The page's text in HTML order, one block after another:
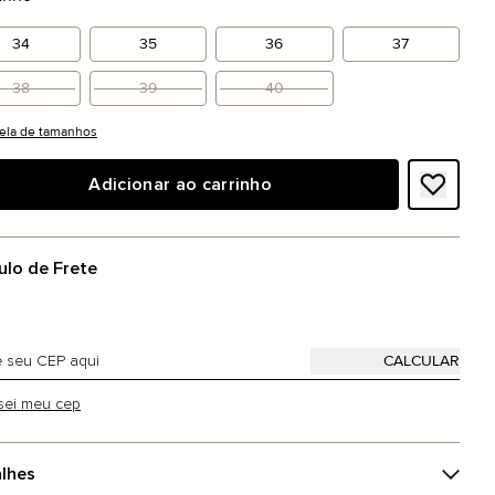
34 35 36 37
38 39 40
de tamanhos
Adicionar ao carrinho
de Frete
meu cep